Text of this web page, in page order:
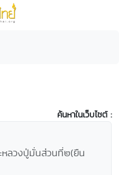
ค้นหาในเว็บไซต์ :
หลวงปู่มั่นส่วนที่๒(ยืน